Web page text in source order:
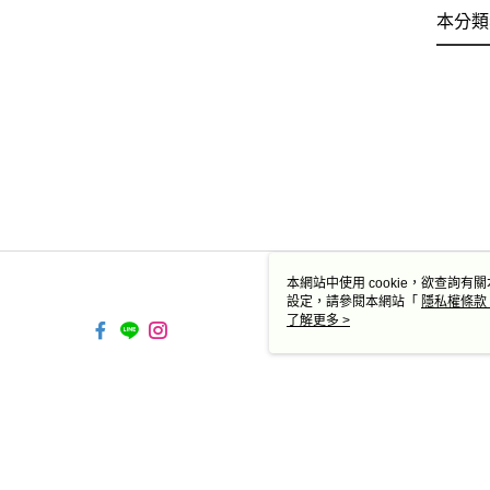
本分
本網站中使用 cookie，欲查詢有
設定，請參閱本網站「 隱私權條款
使用 cookie。
了解更多 >